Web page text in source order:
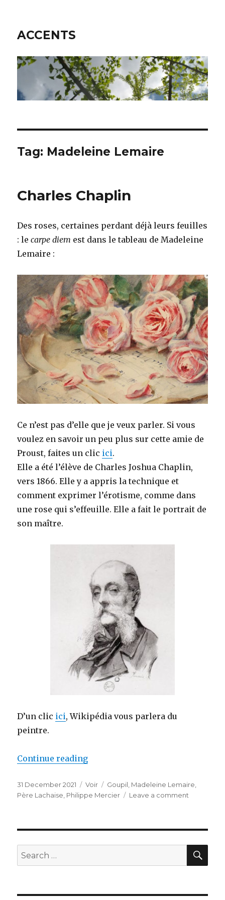
ACCENTS
Tag: Madeleine Lemaire
Charles Chaplin
Des roses, certaines perdant déjà leurs feuilles
: lecarpe diem est dans le tableau de Madeleine
Lemaire :
Ce n’est pas d’elle que je veux parler. Si vous
voulez en savoir un peu plus sur cette amie de
Proust, faites un clic ici.
Elle a été l’élève de Charles Joshua Chaplin,
vers 1866. Elle y a appris la technique et
comment exprimer l’érotisme, comme dans
une rose qui s’effeuille. Elle a fait le portrait de
son maître.
D’un clic ici, Wikipédia vous parlera du
peintre.
Continue reading
Posted
on
31 December 2021 Categories
Voir Tags
Goupil Madeleine Lemaire
Père Lachaise Philippe Mercier Leave a comment
Search
for: